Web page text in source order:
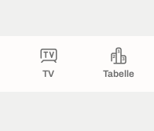
TV Tabelle